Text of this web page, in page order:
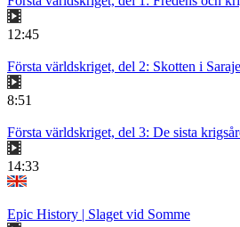
12:45
Första världskriget, del 2: Skotten i
8:51
Första världskriget, del 3: De sista
14:33
Epic History | Slaget vid Somme